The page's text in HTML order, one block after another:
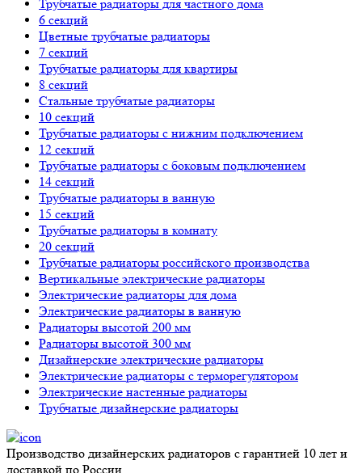
Трубчатые радиаторы для частного дома
6 секций
Цветные трубчатые радиаторы
7 секций
Трубчатые радиаторы для квартиры
8 секций
Стальные трубчатые радиаторы
10 секций
Трубчатые радиаторы с нижним подключением
12 секций
Трубчатые радиаторы с боковым подключением
14 секций
Трубчатые радиаторы в ванную
15 секций
Трубчатые радиаторы в комнату
20 секций
Трубчатые радиаторы российского производства
Вертикальные электрические радиаторы
Электрические радиаторы для дома
Электрические радиаторы в ванную
Радиаторы высотой 200 мм
Радиаторы высотой 300 мм
Дизайнерские электрические радиаторы
Электрические радиаторы с терморегулятором
Электрические настенные радиаторы
Трубчатые дизайнерские радиаторы
Производство дизайнерских радиаторов с гарантией 10 лет и
доставкой по России